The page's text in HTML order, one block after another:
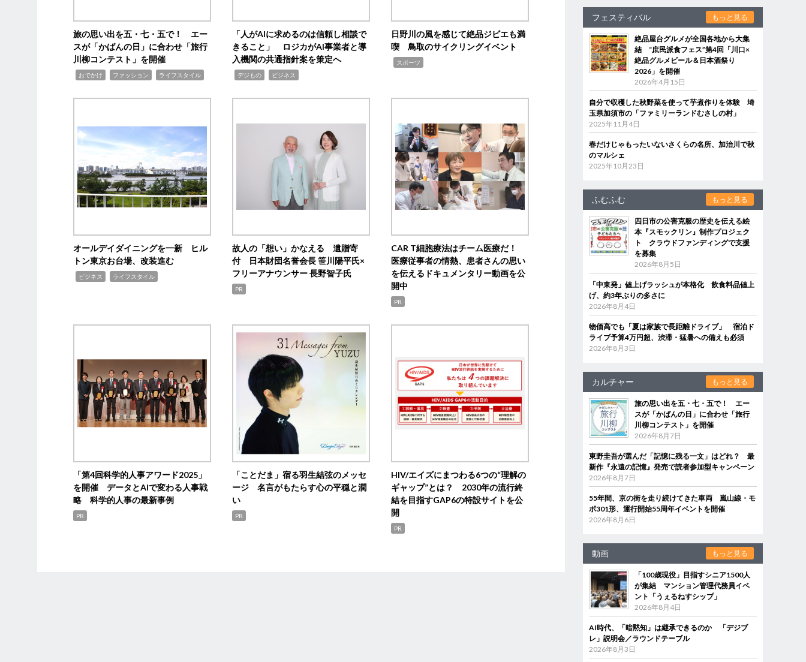
旅の思い出を五・七・五で！ エー
スが「かばんの日」に合わせ「旅行
川柳コンテスト」を開催
おでかけ ファッション ライフスタイル
「人がAIに求めるのは信頼し相談で
きること」 ロジカがAI事業者と導
入機関の共通指針案を策定へ
デジもの ビジネス
日野川の風を感じて絶品ジビエも満
喫 鳥取のサイクリングイベント
スポーツ
オールデイダイニングを一新 ヒル
トン東京お台場、改装進む
ビジネス ライフスタイル
故人の「想い」かなえる 遺贈寄
付 日本財団名誉会長 笹川陽平氏×
フリーアナウンサー 長野智子氏
PR
CAR T細胞療法はチーム医療だ！
医療従事者の情熱、患者さんの思い
を伝えるドキュメンタリー動画を公
開中
PR
「第4回科学的人事アワード2025」
を開催 データとAIで変わる人事戦
略 科学的人事の最新事例
PR
「ことだま」宿る羽生結弦のメッセ
ージ 名言がもたらす心の平穏と潤
い
PR
HIV/エイズにまつわる6つの“理解の
ギャップ”とは？ 2030年の流行終
結を目指すGAP6の特設サイトを公
開
PR
フェスティバル もっと見る
絶品屋台グルメが全国各地から大集
結 “庶民派食フェス”第4回「川口×
絶品グルメビール＆日本酒祭り
2026」を開催
2026年4月15日
自分で収穫した秋野菜を使って芋煮作りを体験 埼
玉県加須市の「ファミリーランドむさしの村」
2025年11月4日
春だけじゃもったいないさくらの名所、加治川で秋
のマルシェ
2025年10月23日
ふむふむ もっと見る
四日市の公害克服の歴史を伝える絵
本『スモックリン』制作プロジェク
ト クラウドファンディングで支援
を募集
2026年8月5日
「中東発」値上げラッシュが本格化 飲食料品値上
げ、約3年ぶりの多さに
2026年8月4日
物価高でも「夏は家族で長距離ドライブ」 宿泊ド
ライブ予算4万円超、渋滞・猛暑への備えも必須
2026年8月3日
カルチャー もっと見る
旅の思い出を五・七・五で！ エー
スが「かばんの日」に合わせ「旅行
川柳コンテスト」を開催
2026年8月7日
東野圭吾が選んだ「記憶に残る一文」はどれ？ 最
新作『永遠の記憶』発売で読者参加型キャンペーン
2026年8月7日
55年間、京の街を走り続けてきた車両 嵐山線・モ
ボ301形、運行開始55周年イベントを開催
2026年8月6日
動画 もっと見る
「100歳現役」目指すシニア1500人
が集結 マンション管理代務員イベ
ント「うぇるねすシップ」
2026年8月4日
AI時代、「暗黙知」は継承できるのか 「デジブ
レ」説明会／ラウンドテーブル
2026年8月3日